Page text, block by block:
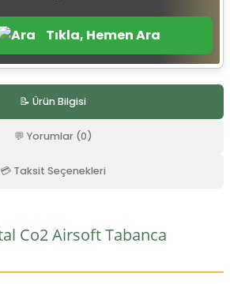
Tıkla, Hemen Ara
📝 Ürün Bilgisi
💬 Yorumlar (0)
💳 Taksit Seçenekleri
Co2 Airsoft Tabanca